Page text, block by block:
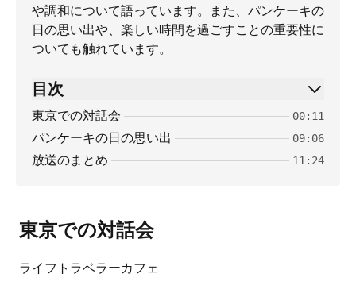
や調和について語っています。また、パンケーキの
日の思い出や、楽しい時間を過ごすことの重要性に
ついても触れています。
目次
東京での対話会 00:11
パンケーキの日の思い出 09:06
放送のまとめ 11:24
東京での対話会
ライフトラベラーカフェ